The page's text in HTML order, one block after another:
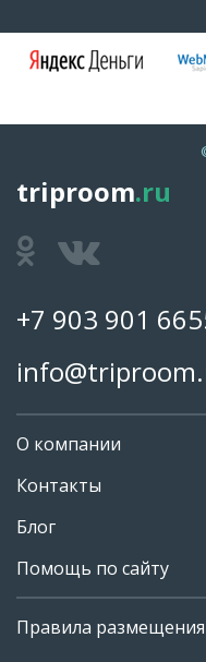
+7 903 901 6655
triproom.ru
+7 903 901
О компании
Контакты
Блог
Помощь по сайту
Правила